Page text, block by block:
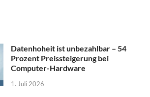
Datenhoheit ist unbezahlbar – 54
Prozent Preissteigerung bei
Computer-Hardware
1. Juli 2026